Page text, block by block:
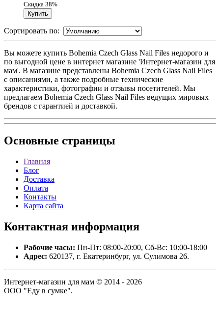
Скидка 38%
Сортировать по:
Вы можете купить Bohemia Czech Glass Nail Files недорого и
по выгодной цене в интернет магазине 'Интернет-магазин для
мам'. В магазине представлены Bohemia Czech Glass Nail Files
с описаниями, а также подробные технические
характеристики, фотографии и отзывы посетителей. Мы
предлагаем Bohemia Czech Glass Nail Files ведущих мировых
брендов с гарантией и доставкой.
Основные страницы
Главная
Блог
Доставка
Оплата
Контакты
Карта сайта
Контактная информация
Рабочие часы: Пн-Пт: 08:00-20:00, Сб-Вс: 10:00-18:00
Адрес: 620137, г. Екатеринбург, ул. Сулимова 26.
Интернет-магазин для мам © 2014 - 2026
ООО "Еду в сумке".